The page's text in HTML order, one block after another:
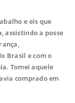
e eis que
assistindo a posse
Brasil e com o
Tomei aquele
comprado em